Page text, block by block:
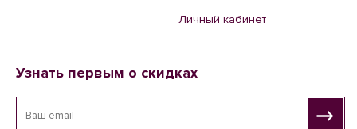
Личный кабинет
Узнать первым о скидках